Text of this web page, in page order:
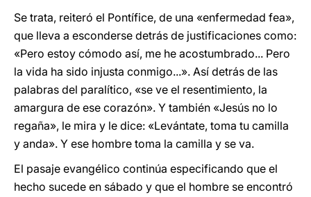
Se trata, reiteró el Pontífice, de una «enfermedad fea»,
que lleva a esconderse detrás de justificaciones como:
«Pero estoy cómodo así, me he acostumbrado... Pero
la vida ha sido injusta conmigo...». Así detrás de las
palabras del paralítico, «se ve el resentimiento, la
amargura de ese corazón». Y también «Jesús no lo
regaña», le mira y le dice: «Levántate, toma tu camilla
y anda». Y ese hombre toma la camilla y se va.
El pasaje evangélico continúa especificando que el
hecho sucede en sábado y que el hombre se encontró